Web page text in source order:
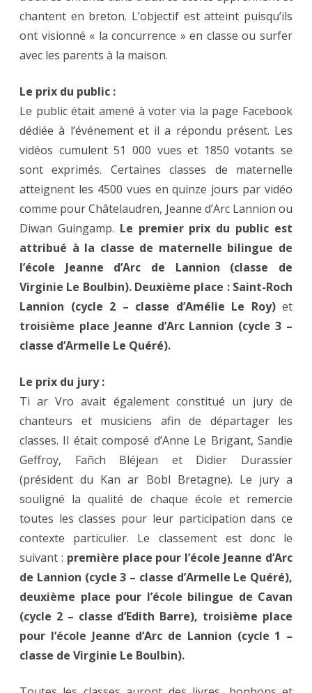
chantent en breton. L’objectif est atteint puisqu’ils
ont visionné « la concurrence » en classe ou surfer
avec les parents à la maison.
Le prix du public :
Le public était amené à voter via la page Facebook
dédiée à l’événement et il a répondu présent. Les
vidéos cumulent 51 000 vues et 1850 votants se
sont exprimés. Certaines classes de maternelle
atteignent les 4500 vues en quinze jours par vidéo
comme pour Châtelaudren, Jeanne d’Arc Lannion ou
Diwan Guingamp. Le premier prix du public est
attribué à la classe de maternelle bilingue de
l’école Jeanne d’Arc de Lannion (classe de
Virginie Le Boulbin). Deuxième place : Saint-Roch
Lannion (cycle 2 – classe d’Amélie Le Roy) et
troisième place Jeanne d’Arc Lannion (cycle 3 –
classe d’Armelle Le Quéré).
Le prix du jury :
Ti ar Vro avait également constitué un jury de
chanteurs et musiciens afin de départager les
classes. Il était composé d’Anne Le Brigant, Sandie
Geffroy, Fañch Bléjean et Didier Durassier
(président du Kan ar Bobl Bretagne). Le jury a
souligné la qualité de chaque école et remercie
toutes les classes pour leur participation dans ce
contexte particulier. Le classement est donc le
suivant : première place pour l’école Jeanne d’Arc
de Lannion (cycle 3 – classe d’Armelle Le Quéré),
deuxième place pour l’école bilingue de Cavan
(cycle 2 – classe d’Edith Barre), troisième place
pour l’école Jeanne d’Arc de Lannion (cycle 1 –
classe de Virginie Le Boulbin).